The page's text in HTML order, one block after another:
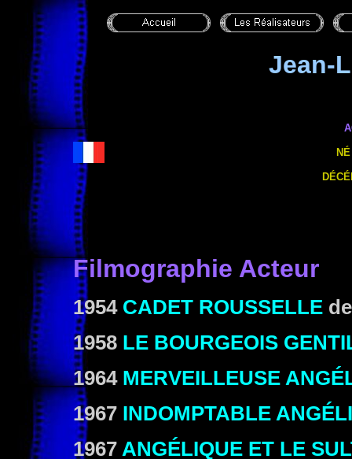
Jean-
Filmographie Acteur
1954 CADET ROUSSELLE
1958 LE BOURGEOIS
1964 MERVEILLEUSE
1967 INDOMPTABLE
1967 ANGÉLIQUE ET LE